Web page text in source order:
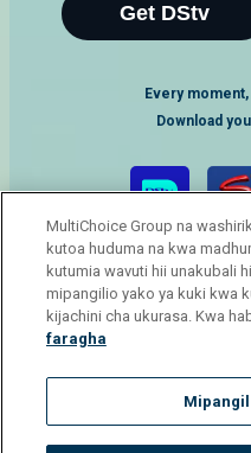
Get DStv
Every
Download
Responsible
MultiChoice Group na
kutoa huduma na kwa
kutumia wavuti hii unakubali
mipangilio yako ya kuki kwa
kijachini cha ukurasa. Kwa
faragha